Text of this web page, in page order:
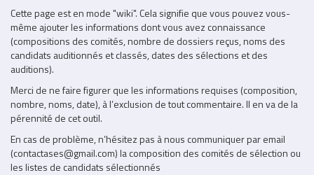
Cette page est en mode "wiki". Cela signifie que vous pouvez vous-
même ajouter les informations dont vous avez connaissance
(compositions des comités, nombre de dossiers reçus, noms des
candidats auditionnés et classés, dates des sélections et des
auditions).
Merci de ne faire figurer que les informations requises (composition,
nombre, noms, date), à l’exclusion de tout commentaire. Il en va de la
pérennité de cet outil.
En cas de problème, n’hésitez pas à nous communiquer par email
(contactases@gmail.com)la composition des comités de sélection ou
les listes de candidats sélectionnés